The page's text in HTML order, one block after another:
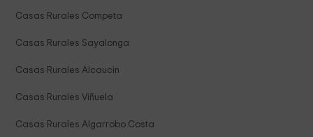
Casas Rurales Competa
Casas Rurales Sayalonga
Casas Rurales Alcaucin
Casas Rurales Viñuela
Casas Rurales Algarrobo Costa